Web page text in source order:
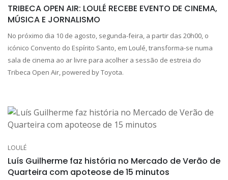
TRIBECA OPEN AIR: LOULÉ RECEBE EVENTO DE CINEMA,
MÚSICA E JORNALISMO
No próximo dia 10 de agosto, segunda-feira, a partir das 20h00, o
icónico Convento do Espírito Santo, em Loulé, transforma-se numa
sala de cinema ao ar livre para acolher a sessão de estreia do
Tribeca Open Air, powered by Toyota.
LOULÉ
Luís Guilherme faz história no Mercado de Verão de
Quarteira com apoteose de 15 minutos